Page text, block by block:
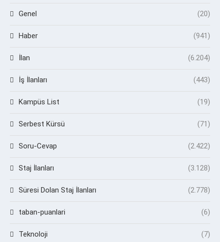
Genel (20)
Haber (941)
İlan (6.204)
İş İlanları (443)
Kampüs List (19)
Serbest Kürsü (71)
Soru-Cevap (2.422)
Staj İlanları (3.128)
Süresi Dolan Staj İlanları (2.778)
taban-puanlari (6)
Teknoloji (7)